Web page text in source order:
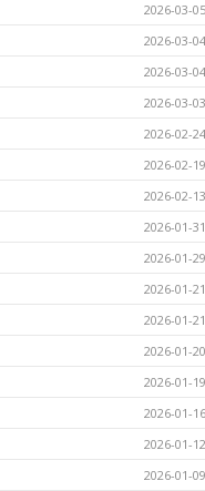
2026-03-
2026-03-
2026-03-
2026-03-
2026-02-
2026-02-
2026-02-
2026-01-
2026-01-
2026-01-
2026-01-
2026-01-
2026-01-
2026-01-
2026-01-
2026-01-